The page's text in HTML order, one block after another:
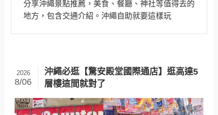
分享沖繩景點推薦，美食、餐廳、神社等值得去的
地方，包含交通介紹。沖繩自助就要這樣玩
沖繩必逛【驚安殿堂國際通店】逛高達5
層樓這間就對了
2026
8/06